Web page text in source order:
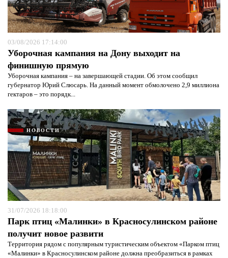
03/08/2026 17:14:00
Уборочная кампания на Дону выходит на
финишную прямую
Уборочная кампания – на завершающей стадии. Об этом сообщил
губернатор Юрий Слюсарь. На данный момент обмолочено 2,9 миллиона
гектаров – это порядк...
НОВОСТИ
31/07/2026 18:18:00
Парк птиц «Малинки» в Красносулинском районе
получит новое развити
Территория рядом с популярным туристическим объектом «Парком птиц
«Малинки» в Красносулинском районе должна преобразиться в рамках